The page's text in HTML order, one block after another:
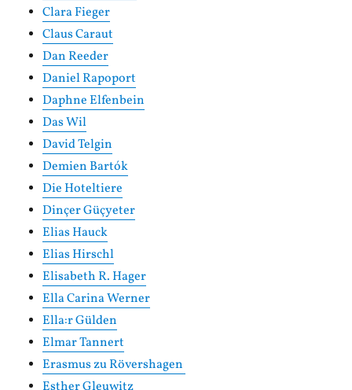
Clara Fieger
Claus Caraut
Dan Reeder
Daniel Rapoport
Daphne Elfenbein
Das Wil
David Telgin
Demien Bartók
Die Hoteltiere
Dinçer Güçyeter
Elias Hauck
Elias Hirschl
Elisabeth R. Hager
Ella Carina Werner
Ella:r Gülden
Elmar Tannert
Erasmus zu Rövershagen